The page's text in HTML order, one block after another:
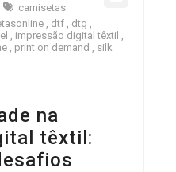
camisetas
dtf dtg
impressão digital têxtil
print on demand
silk
na
têxtil: